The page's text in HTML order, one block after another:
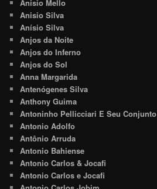
Anisio Mello
Anisio Silva
Anísio Silva
Anjos da Noite
Anjos do Inferno
Anjos do Sol
Anna Margarida
Antenógenes Silva
Anthony Guima
Antoninho Pellicciari E Seu Conjunto
Antonio Adolfo
Antônio Arruda
Antonio Bahiense
Antonio Carlos & Jocafi
Antonio Carlos e Jocafi